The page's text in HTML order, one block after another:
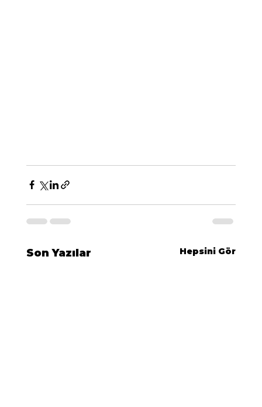
Son Yazılar Hepsini Gör